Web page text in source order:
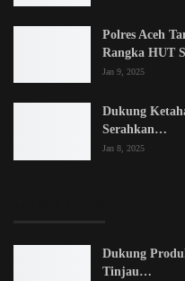
Polres Aceh
Rangka HUT
Jan 9, 2025
Dukung
Serahkan…
Jan 8, 2025
Dukung
Tinjau…